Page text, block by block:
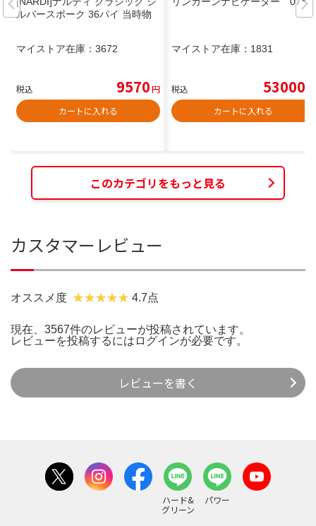
ルバースポーク 36パイ 当時物
マイストア在庫： 3672
税込 9570円
カートに入れる
マイストア在庫： 1831
税込 53000
カートに入れる
このカテゴリをもっと見る
カスタマーレビュー
オススメ度 4.7点
現在、3567件のレビューが投稿されています。
レビューを投稿するには ログインが必要です。
レビューを書く
ハード&
グリーン
パワー